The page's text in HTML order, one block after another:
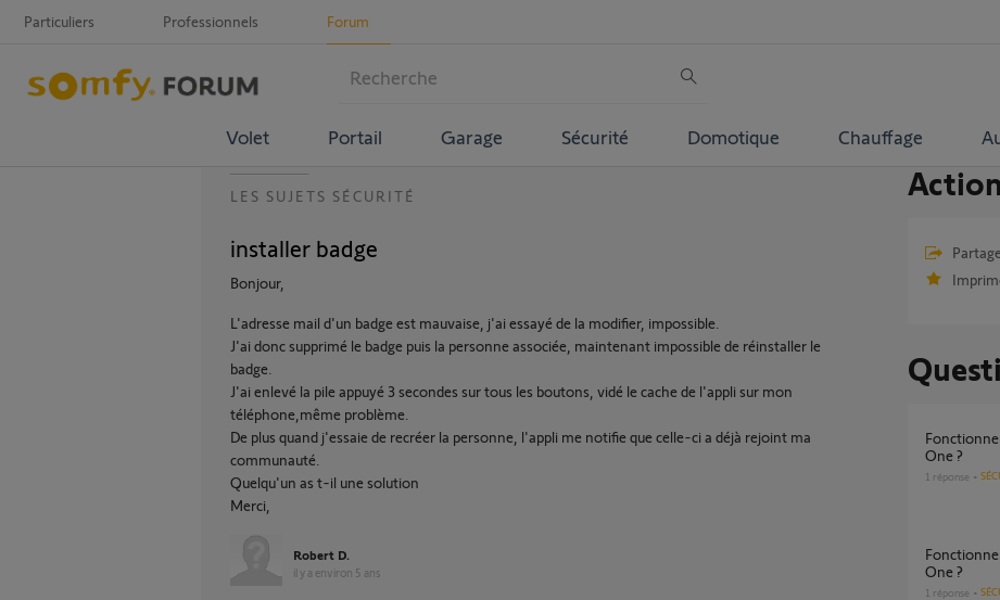
Particuliers Professionnels Forum
Volet Portail Garage Sécurité Domotique Chauffage
LES SUJETS SÉCURITÉ
installer badge
Bonjour,
L'adresse mail d'un badge est mauvaise, j'ai essayé de la modifier, impossible.
J'ai donc supprimé le badge puis la personne associée, maintenant impossible de réinstaller le
badge.
J'ai enlevé la pile appuyé 3 secondes sur tous les boutons, vidé le cache de l'appli sur mon
téléphone,même problème.
De plus quand j'essaie de recréer la personne, l'appli me notifie que celle-ci a déjà rejoint ma
communauté.
Quelqu'un as t-il une solution
Merci,
Robert D.
il y a environ 5 ans
Fonctionnement badges récents sur Somfy
One ?
1 réponse
Fonctionnement badge récent sur Somfy
One ?
1 réponse